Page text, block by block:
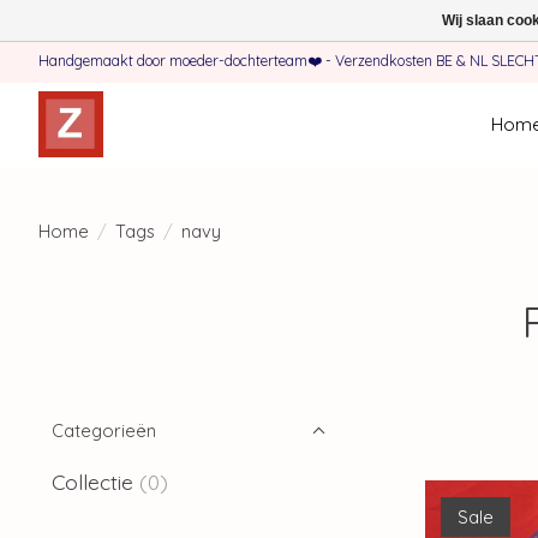
Handgemaakt door moeder-dochterteam❤️ - Verzendkosten BE & NL
Home / Tags / navy
Categorieën
Collectie (0)
Sale
Wij slaan